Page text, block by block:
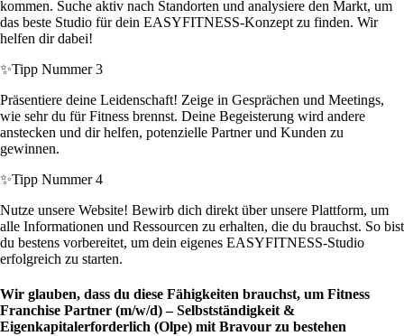
kommen. Suche aktiv nach Standorten und analysiere den Markt, um
das beste Studio für dein EASYFITNESS-Konzept zu finden. Wir
helfen dir dabei!
✨Tipp Nummer 3
Präsentiere deine Leidenschaft! Zeige in Gesprächen und Meetings,
wie sehr du für Fitness brennst. Deine Begeisterung wird andere
anstecken und dir helfen, potenzielle Partner und Kunden zu
gewinnen.
✨Tipp Nummer 4
Nutze unsere Website! Bewirb dich direkt über unsere Plattform, um
alle Informationen und Ressourcen zu erhalten, die du brauchst. So bist
du bestens vorbereitet, um dein eigenes EASYFITNESS-Studio
erfolgreich zu starten.
Wir glauben, dass du diese Fähigkeiten brauchst, um Fitness
Franchise Partner (m/w/d) – Selbstständigkeit &
Eigenkapitalerforderlich (Olpe) mit Bravour zu bestehen